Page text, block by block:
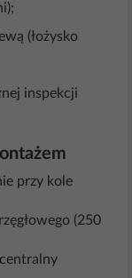
(łożysko
inspekcji
przy kole
(250